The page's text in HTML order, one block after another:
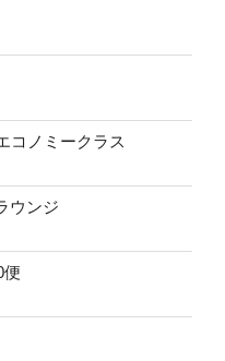
コノミークラス
ウンジ
便